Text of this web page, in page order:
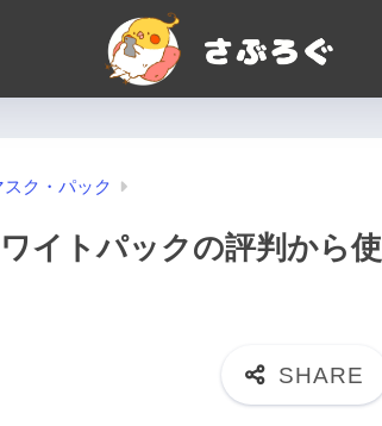
ク・パック
イトパックの評判から使